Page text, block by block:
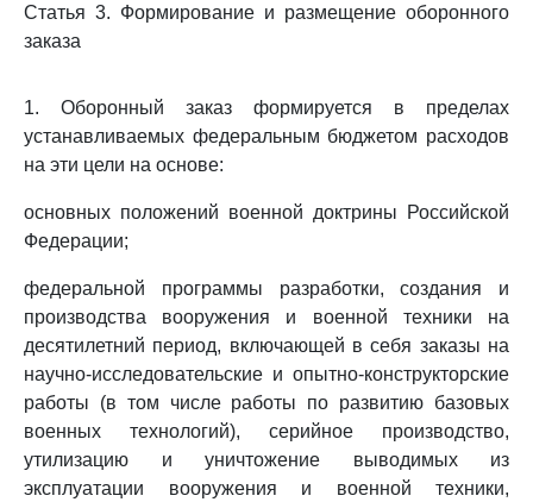
Статья 3. Формирование и размещение оборонного
заказа
1. Оборонный заказ формируется в пределах
устанавливаемых федеральным бюджетом расходов
на эти цели на основе:
основных положений военной доктрины Российской
Федерации;
федеральной программы разработки, создания и
производства вооружения и военной техники на
десятилетний период, включающей в себя заказы на
научно-исследовательские и опытно-конструкторские
работы (в том числе работы по развитию базовых
военных технологий), серийное производство,
утилизацию и уничтожение выводимых из
эксплуатации вооружения и военной техники,